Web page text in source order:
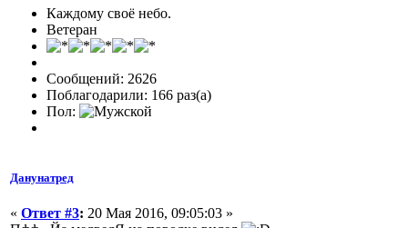
Каждому своё небо.
Ветеран
Сообщений: 2626
Поблагодарили: 166 раз(а)
Пол:
Данунатред
« Ответ #3: 20 Мая 2016, 09:05:03 »